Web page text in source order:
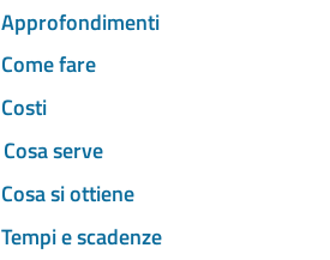
Approfondimenti
Come fare
Costi
Cosa serve
Cosa si ottiene
Tempi e scadenze